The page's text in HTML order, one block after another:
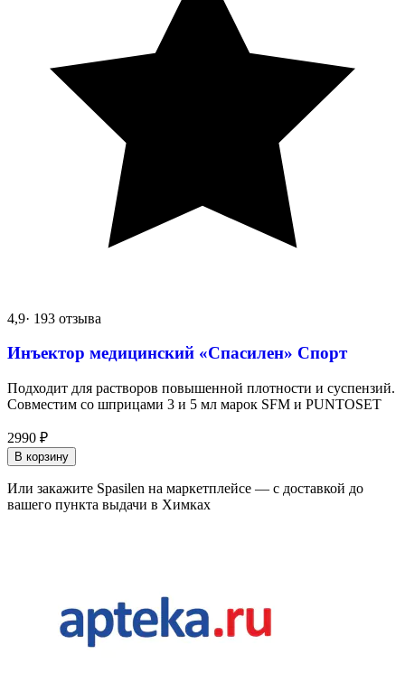
4,9· 193 отзыва
Инъектор медицинский «Спасилен» Спорт
Подходит для растворов повышенной плотности и суспензий.
Совместим со шприцами 3 и 5 мл марок SFM и PUNTOSET
2990 ₽
В корзину
Или закажите Spasilen на маркетплейсе — с доставкой до
вашего пункта выдачи в Химках